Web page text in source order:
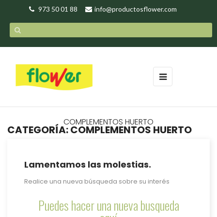
973 50 01 88 info@productosflower.com
Navegación
de
☰
COMPLEMENTOS HUERTO
CATEGORÍA: COMPLEMENTOS HUERTO
Lamentamos las molestias.
Realice una nueva búsqueda sobre su interés
Puedes hacer una nueva busqueda